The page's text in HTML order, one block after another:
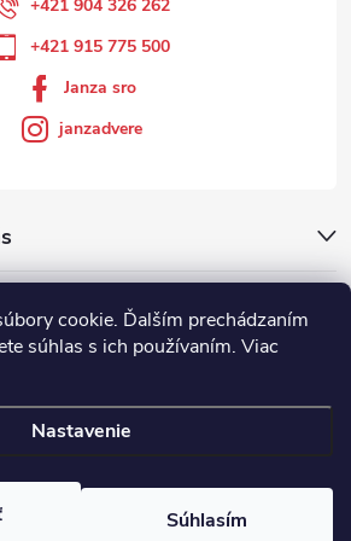
cookie. Ďalším prechádzaním
súhlas s ich používaním. Viac
Nastavenie
Súhlasím
+421 904 326 262
+421 915 775 500
Janza sro
janzadvere
. Všetky práva vyhradené.